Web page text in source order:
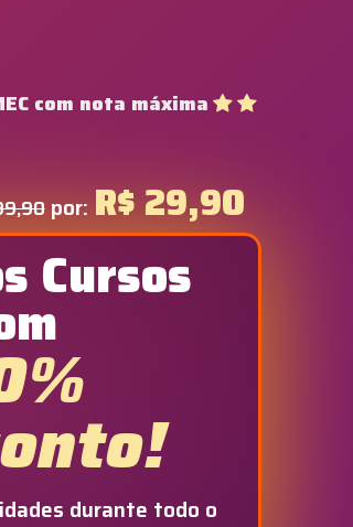
com nota máxima
por:R$ 29,90
Cursos
durante todo o